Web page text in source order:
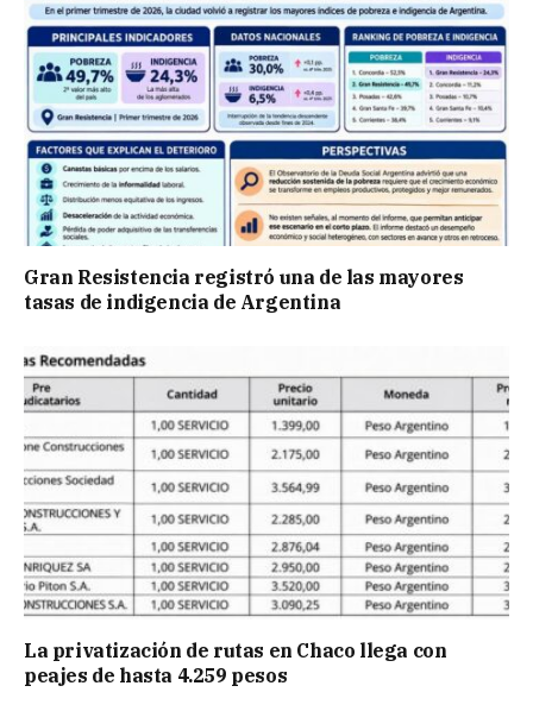
Gran Resistencia registró una de las mayores
tasas de indigencia de Argentina
La privatización de rutas en Chaco llega con
peajes de hasta 4.259 pesos